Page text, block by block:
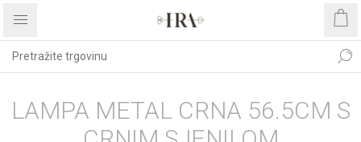
LAMPA METAL CRNA 56.5CM S